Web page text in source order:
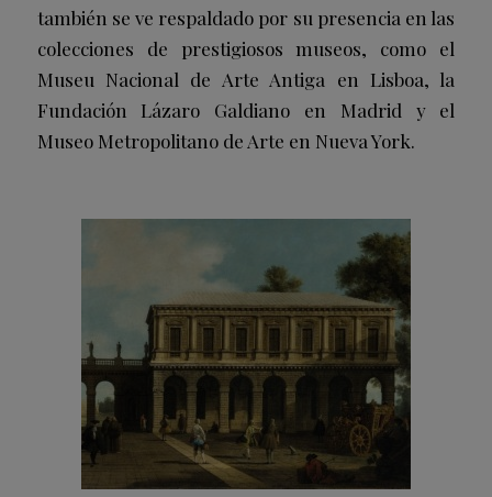
también se ve respaldado por su presencia en las
colecciones de prestigiosos museos, como el
Museu Nacional de Arte Antiga en Lisboa, la
Fundación Lázaro Galdiano en Madrid y el
Museo Metropolitano de Arte en Nueva York.